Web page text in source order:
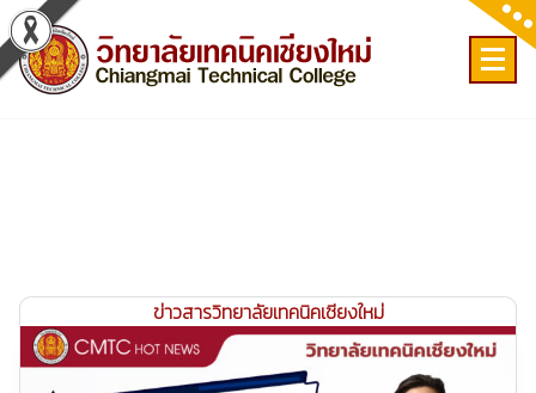
Skip
to
content
ข่าวสารวิทยาลัยเทคนิคเชียงใหม่